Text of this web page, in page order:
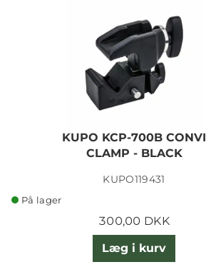
KUPO KCP-700B CONVI
CLAMP - BLACK
KUPO119431
På lager
300,00 DKK
Læg i kurv